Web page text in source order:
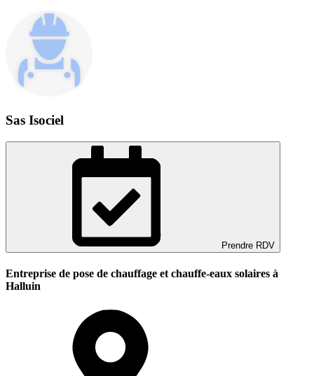
Sas Isociel
Prendre RDV
Entreprise de pose de chauffage et chauffe-eaux solaires à
Halluin